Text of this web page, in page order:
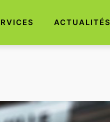
ACTUALITÉS